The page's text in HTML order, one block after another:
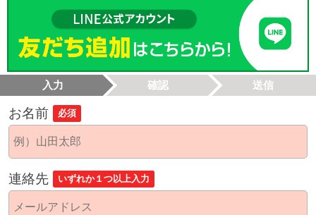
入力 確認 送信
お名前 必須
連絡先 いずれか１つ以上入力